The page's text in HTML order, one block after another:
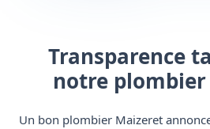
Transparence
notre
Un bon plombier Maizeret